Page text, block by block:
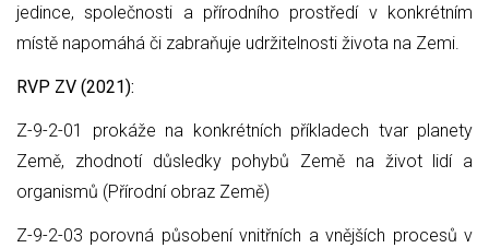
jedince, společnosti a přírodního prostředí v konkrétním
místě napomáhá či zabraňuje udržitelnosti života na Zemi.
RVP ZV (2021):
Z-9-2-01 prokáže na konkrétních příkladech tvar planety
Země, zhodnotí důsledky pohybů Země na život lidí a
organismů (Přírodní obraz Země)
Z-9-2-03 porovná působení vnitřních a vnějších procesů v